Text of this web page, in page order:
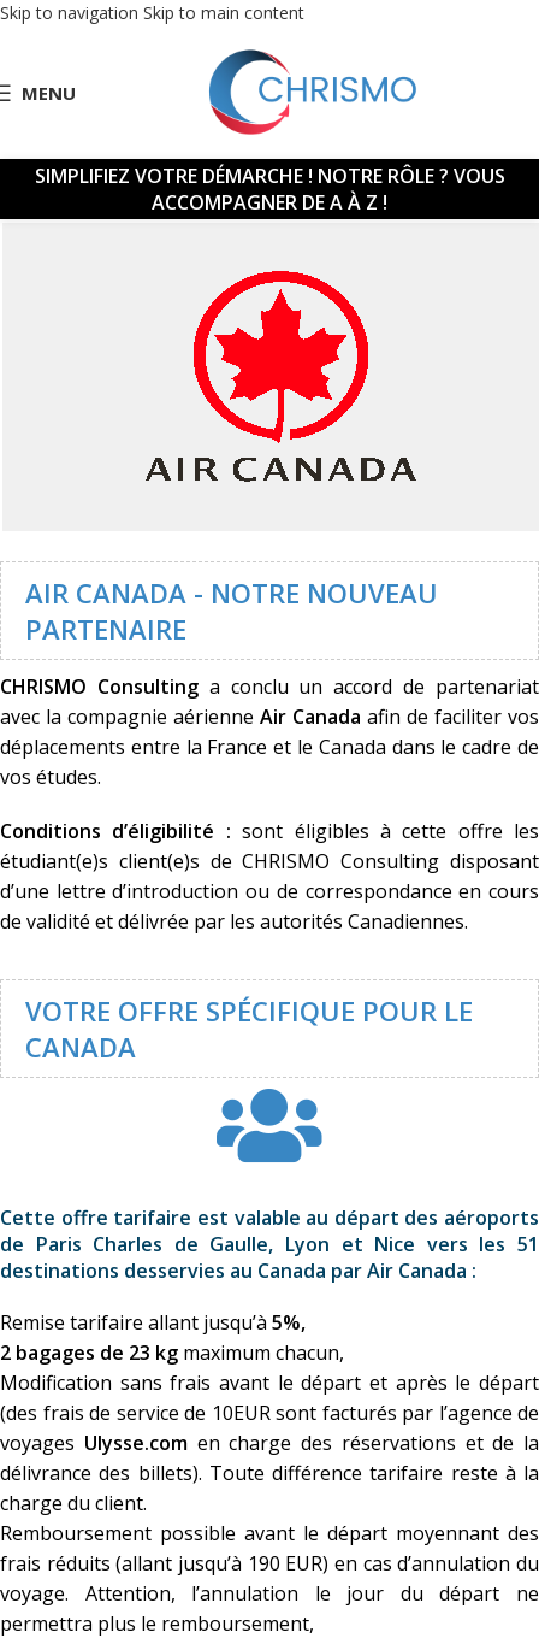
Skip to navigation Skip to main content
MENU
SIMPLIFIEZ VOTRE DÉMARCHE ! NOTRE RÔLE ? VOUS
ACCOMPAGNER DE A À Z !
AIR CANADA - NOTRE NOUVEAU
PARTENAIRE
CHRISMO Consultinga conclu un accord de partenariat
avec la compagnie aérienne Air Canada afin de faciliter vos
déplacements entre la France et le Canada dans le cadre de
vos études.
Conditions d’éligibilité : sont éligibles à cette offre les
étudiant(e)s client(e)s de CHRISMO Consulting disposant
d’une lettre d’introduction ou de correspondance en cours
de validité et délivrée par les autorités Canadiennes.
VOTRE OFFRE SPÉCIFIQUE POUR LE
CANADA
Cette offre tarifaire est valable au départ des aéroports
de Paris Charles de Gaulle, Lyon et Nice vers les 51
destinations desservies au Canada par Air Canada :
Remise tarifaire allant jusqu’à 5%,
2 bagages de 23 kg maximum chacun,
Modification sans frais avant le départ et après le départ
(des frais de service de 10EUR sont facturés par l’agence de
voyages Ulysse.comen charge des réservations et de la
délivrance des billets). Toute différence tarifaire reste à la
charge du client.
Remboursement possible avant le départ moyennant des
frais réduits (allant jusqu’à 190 EUR) en cas d’annulation du
voyage. Attention, l’annulation le jour du départ ne
permettra plus le remboursement,